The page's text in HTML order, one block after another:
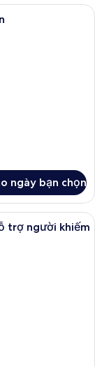
cấp, két bảo mật
ngày bạn chọn
cấp, két bảo mật
trợ người khiếm